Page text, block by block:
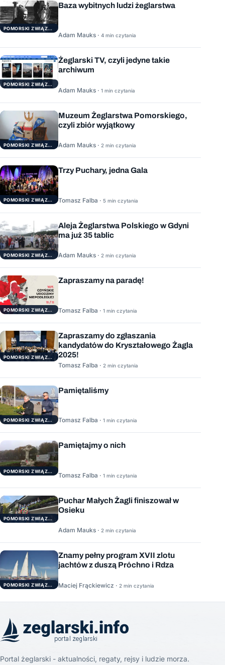
POMORSKI ZWIĄZEK ŻEGLARSKI
Baza wybitnych ludzi żeglarstwa
Adam Mauks · 4 min czytania
POMORSKI ZWIĄZEK ŻEGLARSKI
Żeglarski TV, czyli jedyne takie
archiwum
Adam Mauks · 1 min czytania
POMORSKI ZWIĄZEK ŻEGLARSKI
Muzeum Żeglarstwa Pomorskiego,
czyli zbiór wyjątkowy
Adam Mauks · 2 min czytania
POMORSKI ZWIĄZEK ŻEGLARSKI
Trzy Puchary, jedna Gala
Tomasz Falba · 5 min czytania
POMORSKI ZWIĄZEK ŻEGLARSKI
Aleja Żeglarstwa Polskiego w Gdyni
ma już 35 tablic
Adam Mauks · 2 min czytania
POMORSKI ZWIĄZEK ŻEGLARSKI
Zapraszamy na paradę!
Tomasz Falba · 1 min czytania
POMORSKI ZWIĄZEK ŻEGLARSKI
Zapraszamy do zgłaszania
kandydatów do Kryształowego Żagla
2025!
Tomasz Falba · 2 min czytania
POMORSKI ZWIĄZEK ŻEGLARSKI
Pamiętaliśmy
Tomasz Falba · 1 min czytania
POMORSKI ZWIĄZEK ŻEGLARSKI
Pamiętajmy o nich
Tomasz Falba · 1 min czytania
POMORSKI ZWIĄZEK ŻEGLARSKI
Puchar Małych Żagli finiszował w
Osieku
Adam Mauks · 2 min czytania
POMORSKI ZWIĄZEK ŻEGLARSKI
Znamy pełny program XVII zlotu
jachtów z duszą Próchno i Rdza
Maciej Frąckiewicz · 2 min czytania
Portal żeglarski - aktualności, regaty, rejsy i ludzie morza.